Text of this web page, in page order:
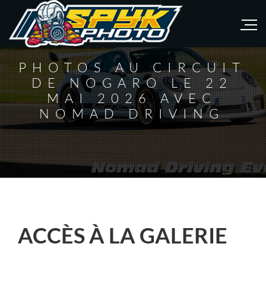
PHOTOS AU CIRCUIT
DE NOGARO LE 22
MAI 2026 AVEC
NOMAD DRIVING
ACCÈS À LA GALERIE